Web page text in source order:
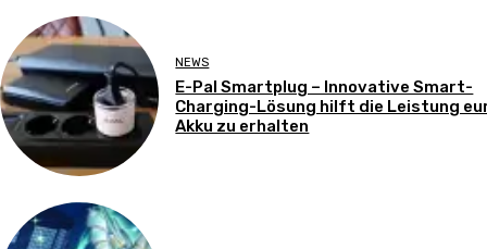
NEWS
E-Pal Smartplug – Innovative Smart-
Charging-Lösung hilft die Leistung
Akku zu erhalten